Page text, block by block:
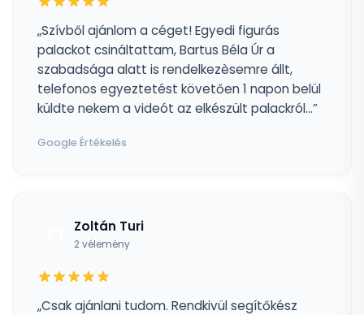
„Szívből ajánlom a céget! Egyedi figurás
palackot csináltattam, Bartus Béla Úr a
szabadsága alatt is rendelkezèsemre állt,
telefonos egyeztetést követően 1 napon belül
küldte nekem a videót az elkészült palackról...”
Google Értékelés
Zoltán Turi
2 vélemény
„Csak ajánlani tudom. Rendkivül segítőkész